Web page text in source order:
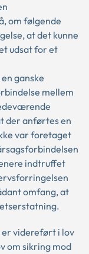
om følgende
at det kunne
udsat for et
ganske
mellem
der anførtes en
var foretaget
indtruffet
omfang, at
videreført i lov
om sikring mod